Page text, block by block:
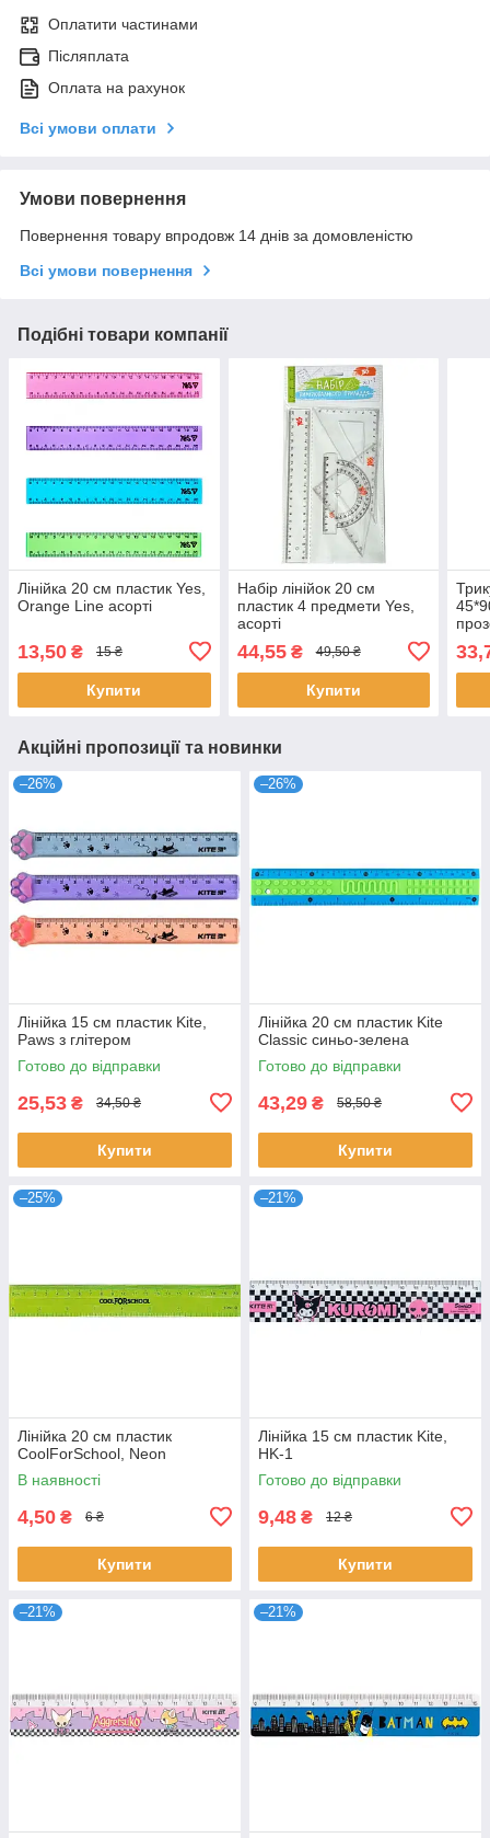
Оплатити частинами
Післяплата
Оплата на рахунок
Всі умови оплати
Умови повернення
Повернення товару впродовж 14 днів за домовленістю
Всі умови повернення
Подібні товари компанії
Лінійка 20 см пластик Yes,
Orange Line асорті
13,50 ₴ 15 ₴
Купити
Набір лінійок 20 см
пластик 4 предмети Yes,
асорті
44,55₴ 49,50 ₴
Купити
Акційні пропозиції та новинки
–26%
Лінійка 15 см пластик Kite,
Paws з глітером
Готово до відправки
25,53 ₴ 34,50 ₴
Купити
–26%
Лінійка 20 см пластик Kite
Classic синьо-зелена
Готово до відправки
43,29 ₴ 58,50 ₴
Купити
–25%
Лінійка 20 см пластик
CoolForSchool, Neon
В наявності
4,50 ₴ 6 ₴
Купити
–21%
Лінійка 15 см пластик Kite,
HK-1
Готово до відправки
9,48 ₴ 12 ₴
Купити
–21% –21%